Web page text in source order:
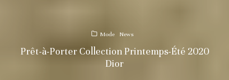
Mode News
Prêt-à-Porter Collection Printemps-Été 2020
Dior